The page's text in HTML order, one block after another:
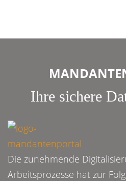
Ihre sichere
Die zunehmende
Arbeitsprozesse hat zur